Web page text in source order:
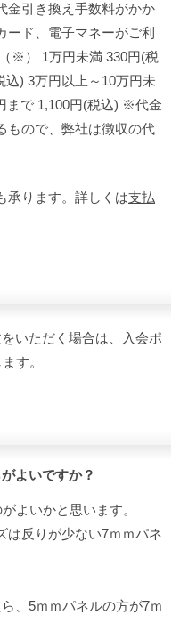
引き換え手数料がかか
ード、電子マネーがご利
※） 1万円未満 330円(税
) 3万円以上～10万円未
まで 1,100円(税込) ※代金
もので、弊社は徴収の代
承ります。詳しくは支払
いただく場合は、入会ポ
す。
よいですか？
よいかと思います。
反りが少ない7ｍｍパネ
5ｍｍパネルの方が7ｍ